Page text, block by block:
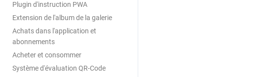
Plugin d'instruction PWA
Extension de l'album de la galerie
Achats dans l'application et
abonnements
Acheter et consommer
Système d'évaluation QR-Code